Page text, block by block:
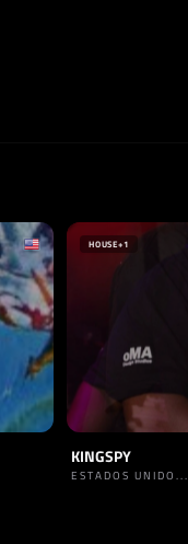
HOUSE+1
KINGSPY
ESTADOS UNIDO...